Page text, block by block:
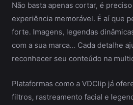
Não basta apenas cortar, é
experiência memorável. É aí que
forte. Imagens, legendas
com a sua marca… Cada detalhe
reconhecer seu conteúdo na
Plataformas como a VDClip já
filtros, rastreamento facial e